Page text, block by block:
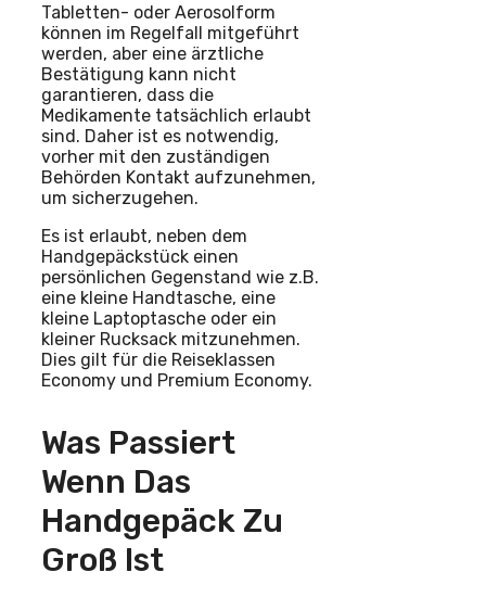
Tabletten- oder Aerosolform
können im Regelfall mitgeführt
werden, aber eine ärztliche
Bestätigung kann nicht
garantieren, dass die
Medikamente tatsächlich erlaubt
sind. Daher ist es notwendig,
vorher mit den zuständigen
Behörden Kontakt aufzunehmen,
um sicherzugehen.
Es ist erlaubt, neben dem
Handgepäckstück einen
persönlichen Gegenstand wie z.B.
eine kleine Handtasche, eine
kleine Laptoptasche oder ein
kleiner Rucksack mitzunehmen.
Dies gilt für die Reiseklassen
Economy und Premium Economy.
Was Passiert
Wenn Das
Handgepäck Zu
Groß Ist